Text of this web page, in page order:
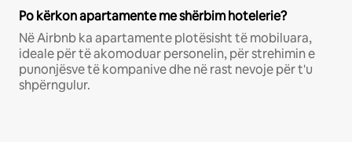
Po kërkon apartamente me shërbim hotelerie?
Në Airbnb ka apartamente plotësisht të mobiluara,
ideale për të akomoduar personelin, për strehimin e
punonjësve të kompanive dhe në rast nevoje për t'u
shpërngulur.